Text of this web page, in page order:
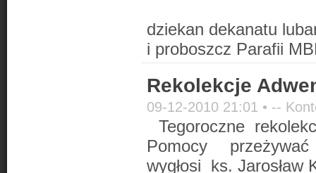
dziekan dekanatu
i proboszcz Parafii
Rekolekcje
09-12-2010 21:01 • --
Tegoroczne
Pomocy
wygłosi ks.